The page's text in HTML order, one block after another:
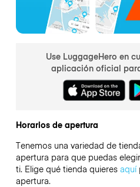
Use LuggageHero en
aplicación oficial
Horarios de apertura
Tenemos una variedad de
apertura para que puedas
ti. Elige qué tienda quieres aquí
apertura.